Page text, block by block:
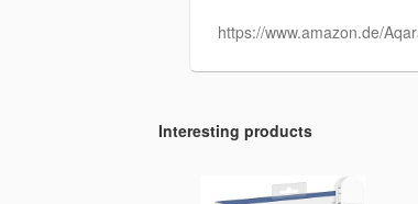
https://www.amazon.de/
Interesting products